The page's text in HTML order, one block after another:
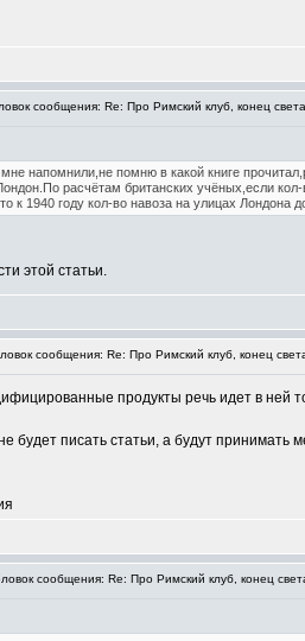
сообщения: Re: Про Римский клуб, конец
напомнили,не помню в какой книге
расчётам британских учёных,если
к 1940 году кол-во навоза на улицах Лондона
этой статьи.
сообщения: Re: Про Римский клуб, конец
продукты речь идет в ней
будет писать статьи, а будут принимать
сообщения: Re: Про Римский клуб, конец